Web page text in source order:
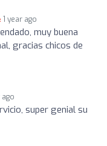
1 year ago
muy buena
gracias chicos de
ago
super genial su